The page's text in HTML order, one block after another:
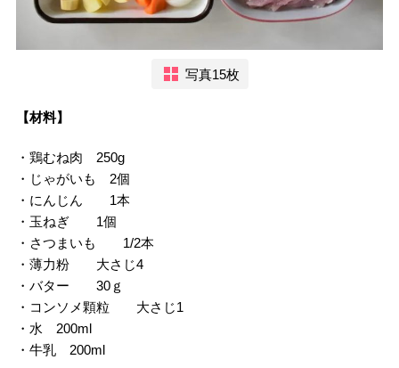
写真15枚
【材料】
・鶏むね肉 250g
・じゃがいも 2個
・にんじん 1本
・玉ねぎ 1個
・さつまいも 1/2本
・薄力粉 大さじ4
・バター 30ｇ
・コンソメ顆粒 大さじ1
・水 200ml
・牛乳 200ml